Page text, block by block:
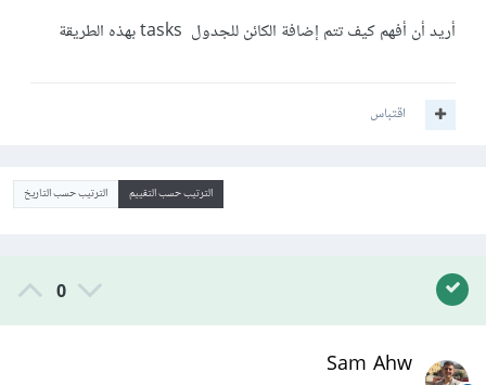
أريد أن أفهم كيف تتم إضافة الكائن للجدول tasks بهذه الطريقة
اقتباس
الترتيب حسب التقييم الترتيب حسب التاريخ
0
Sam Ahw